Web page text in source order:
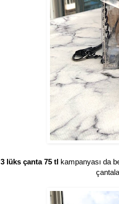
3 lüks çanta 75 tlkampanyası da